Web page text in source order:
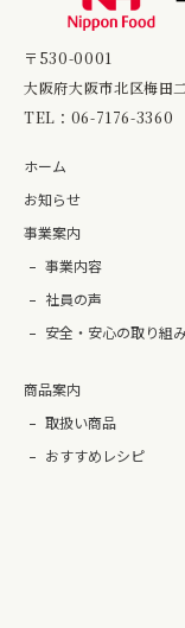
〒530-0001
大阪府大阪市北区梅
TEL： 06-7176-3360
ホーム
お知らせ
事業案内
事業内容
社員の声
安全・安心の取り組み
商品案内
取扱い商品
おすすめレシピ